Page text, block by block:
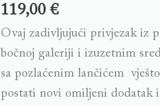
119,00€
Ovaj zadivljujući privjezak iz
bočnoj galeriji i izuzetnim
sa pozlaćenim lančićem
postati novi omiljeni dodatak i
Bijela,
Pozlaćena
quantity